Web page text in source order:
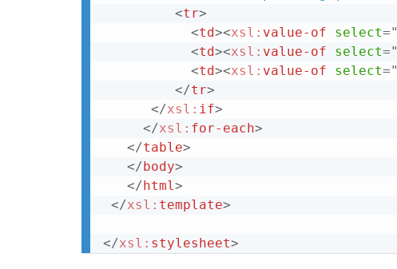
<tr>
<td><xsl: value-of select="
<td><xsl: value-of select="
<td><xsl: value-of select="
</tr>
</xsl: if>
</xsl: for-each>
</table>
</ body>
</ html>
</xsl: template>
</xsl: stylesheet>